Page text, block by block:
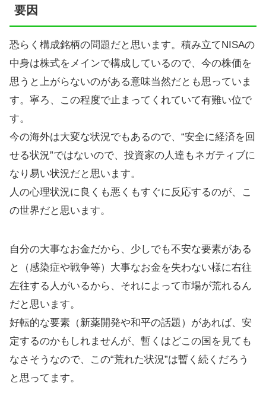
要因
恐らく構成銘柄の問題だと思います。積み立てNISAの
中身は株式をメインで構成しているので、今の株価を
思うと上がらないのがある意味当然だとも思っていま
す。寧ろ、この程度で止まってくれていて有難い位で
す。
今の海外は大変な状況でもあるので、“安全に経済を回
せる状況”ではないので、投資家の人達もネガティブに
なり易い状況だと思います。
人の心理状況に良くも悪くもすぐに反応するのが、こ
の世界だと思います。
自分の大事なお金だから、少しでも不安な要素がある
と（感染症や戦争等）大事なお金を失わない様に右往
左往する人がいるから、それによって市場が荒れるん
だと思います。
好転的な要素（新薬開発や和平の話題）があれば、安
定するのかもしれませんが、暫くはどこの国を見ても
なさそうなので、この“荒れた状況”は暫く続くだろう
と思ってます。